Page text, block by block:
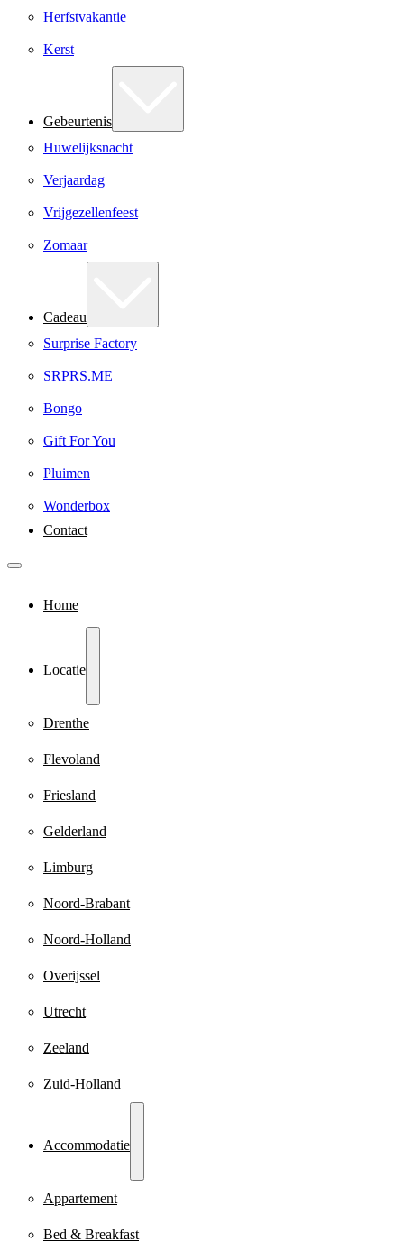
Herfstvakantie
Kerst
Gebeurtenis
Huwelijksnacht
Verjaardag
Vrijgezellenfeest
Zomaar
Cadeau
Surprise Factory
SRPRS.ME
Bongo
Gift For You
Pluimen
Wonderbox
Contact
Home
Locatie
Drenthe
Flevoland
Friesland
Gelderland
Limburg
Noord-Brabant
Noord-Holland
Overijssel
Utrecht
Zeeland
Zuid-Holland
Accommodatie
Appartement
Bed & Breakfast